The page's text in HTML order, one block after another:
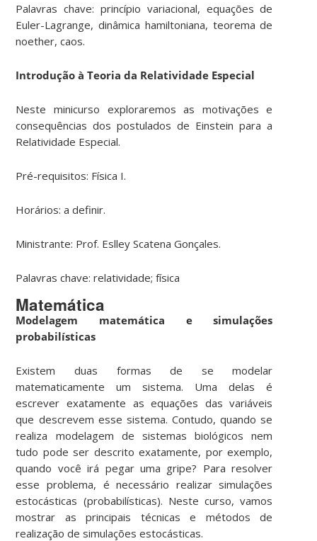
Palavras chave: princípio variacional, equações de
Euler-Lagrange, dinâmica hamiltoniana, teorema de
noether, caos.
Introdução à Teoria da Relatividade Especial
Neste minicurso exploraremos as motivações e
consequências dos postulados de Einstein para a
Relatividade Especial.
Pré-requisitos: Física I.
Horários: a definir.
Ministrante: Prof. Eslley Scatena Gonçales.
Palavras chave: relatividade; física
Matemática
Modelagem matemática e simulações
probabilísticas
Existem duas formas de se modelar
matematicamente um sistema. Uma delas é
escrever exatamente as equações das variáveis
que descrevem esse sistema. Contudo, quando se
realiza modelagem de sistemas biológicos nem
tudo pode ser descrito exatamente, por exemplo,
quando você irá pegar uma gripe? Para resolver
esse problema, é necessário realizar simulações
estocásticas (probabilísticas). Neste curso, vamos
mostrar as principais técnicas e métodos de
realização de simulações estocásticas.